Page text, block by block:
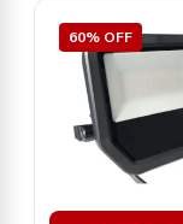
60% OFF